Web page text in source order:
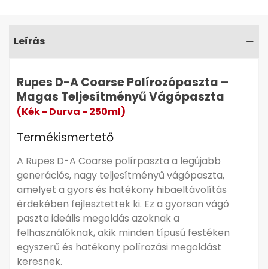
lelkes autóápolók számára, akik maximális
Kiemelkedő vágási teljesítmény
Hosszabb polírozási ciklus
Egylépcsős hibaeltávolítás
Könnyen eltávolítható
▼ Részletes leírás
Leírás
Rupes D-A Coarse Polírozópaszta –
Magas Teljesítményű Vágópaszta
(Kék - Durva - 250ml)
Termékismertető
A Rupes D-A Coarse polírpaszta a legújabb
generációs, nagy teljesítményű vágópaszta,
amelyet a gyors és hatékony hibaeltávolítás
érdekében fejlesztettek ki. Ez a gyorsan vágó
paszta ideális megoldás azoknak a
felhasználóknak, akik minden típusú festéken
egyszerű és hatékony polírozási megoldást
keresnek.